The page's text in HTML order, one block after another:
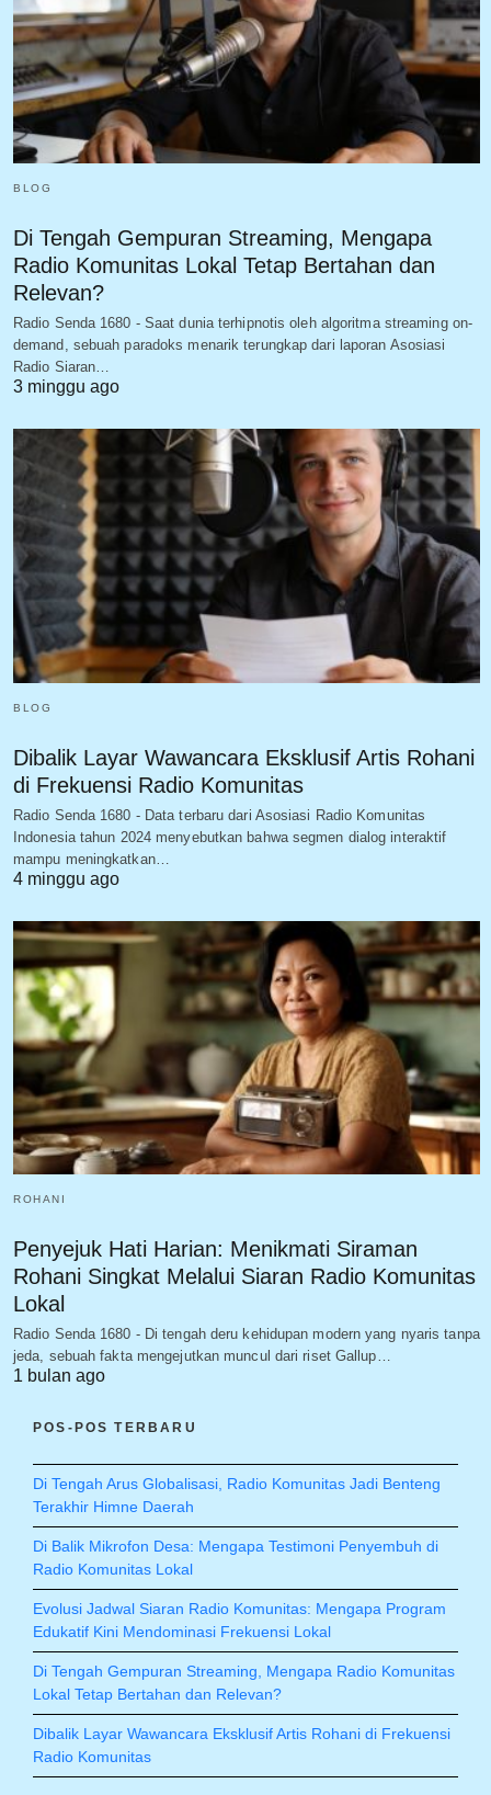
BLOG
Di Tengah Gempuran Streaming, Mengapa
Radio Komunitas Lokal Tetap Bertahan dan
Relevan?
Radio Senda 1680 - Saat dunia terhipnotis oleh algoritma streaming on-
demand, sebuah paradoks menarik terungkap dari laporan Asosiasi
Radio Siaran…
3 minggu ago
BLOG
Dibalik Layar Wawancara Eksklusif Artis Rohani
di Frekuensi Radio Komunitas
Radio Senda 1680 - Data terbaru dari Asosiasi Radio Komunitas
Indonesia tahun 2024 menyebutkan bahwa segmen dialog interaktif
mampu meningkatkan…
4 minggu ago
ROHANI
Penyejuk Hati Harian: Menikmati Siraman
Rohani Singkat Melalui Siaran Radio Komunitas
Lokal
Radio Senda 1680 - Di tengah deru kehidupan modern yang nyaris tanpa
jeda, sebuah fakta mengejutkan muncul dari riset Gallup…
1 bulan ago
POS-POS TERBARU
Di Tengah Arus Globalisasi, Radio Komunitas Jadi Benteng
Terakhir Himne Daerah
Di Balik Mikrofon Desa: Mengapa Testimoni Penyembuh di
Radio Komunitas Lokal
Evolusi Jadwal Siaran Radio Komunitas: Mengapa Program
Edukatif Kini Mendominasi Frekuensi Lokal
Di Tengah Gempuran Streaming, Mengapa Radio Komunitas
Lokal Tetap Bertahan dan Relevan?
Dibalik Layar Wawancara Eksklusif Artis Rohani di Frekuensi
Radio Komunitas